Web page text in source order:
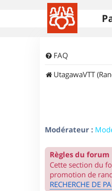
FAQ
UtagawaVTT
Modérateur :
Règles du forum
Cette section du
promotion de
RECHERCHE DE